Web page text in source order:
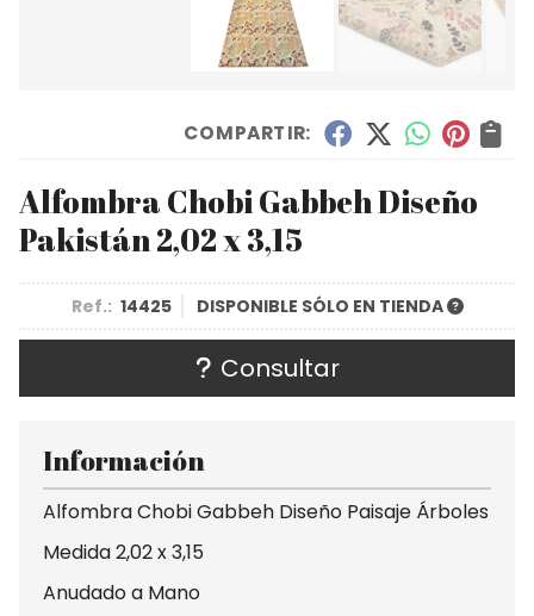
COMPARTIR:
Alfombra Chobi Gabbeh Diseño
Pakistán 2,02 x 3,15
Ref.: 14425 DISPONIBLE SÓLO EN TIENDA
Consultar
Información
Alfombra Chobi Gabbeh Diseño Paisaje Árboles
Medida 2,02 x 3,15
Anudado a Mano